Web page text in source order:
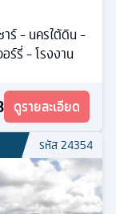
หาร
าณ ล่องเรือช่อง